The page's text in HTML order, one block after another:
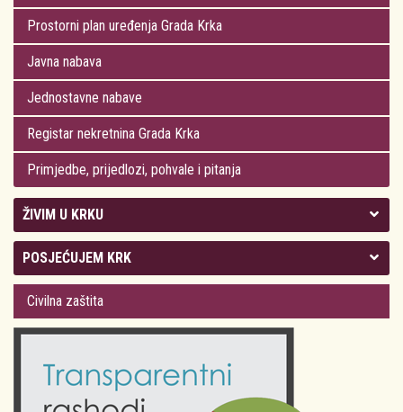
Prostorni plan uređenja Grada Krka
Javna nabava
Jednostavne nabave
Registar nekretnina Grada Krka
Primjedbe, prijedlozi, pohvale i pitanja
ŽIVIM U KRKU
Kolegij gradonačelnika
Gradsko vijeće
Odluke Grada Krka (Službene novine PGŽ)
POSJEĆUJEM KRK
Plan Grada Krka
Krk 360° VR panorama
Krk uživo
Fotogalerije
Civilna zaštita